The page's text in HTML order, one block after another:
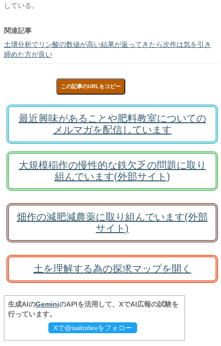
している。
関連記事
土壌分析でリン酸の数値が高い結果が返ってきたら次作は気を引き
締めた方が良い
この記事のURLをコピー
最近興味があることや肥料教室についての
メルマガを配信しています
大規模稲作の慢性的な鉄欠乏の問題に取り
組んでいます(外部サイト)
畑作の減肥減農薬に取り組んでいます(外部
サイト)
土を理解する為の探求マップを開く
生成AIのGeminiのAPIを活用して、XでAI広報の試験を
行っています。
Xで@saitodevをフォロー